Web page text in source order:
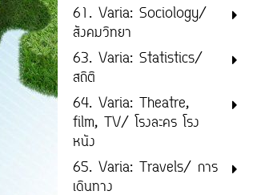
61. Varia: Sociology/
สังคมวิทยา
63. Varia: Statistics/
สถิติ
64. Varia: Theatre,
film, TV/ โรงละคร โรง
หนัง
65. Varia: Travels/ การ
เดินทาง